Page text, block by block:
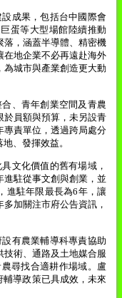
成果，包括台中國際會
蛋等大型場館陸續推動
落，涵蓋半導體、精密機
在地企業不必再遠赴海外
為城市與產業創造更大動
、青年創業空間及青農
於員額與預算，未另設青
專責單位，透過跨局處分
、發揮效益。
文化價值的舊有場域，
駐從事文創與創業，並
進駐年限最長為6年，讓
加關注市府公告資訊，
有農業輔導科專責協助
術、通路及土地媒合服
農尋找合適耕作場域。盧
輔導政策已具成效，未來